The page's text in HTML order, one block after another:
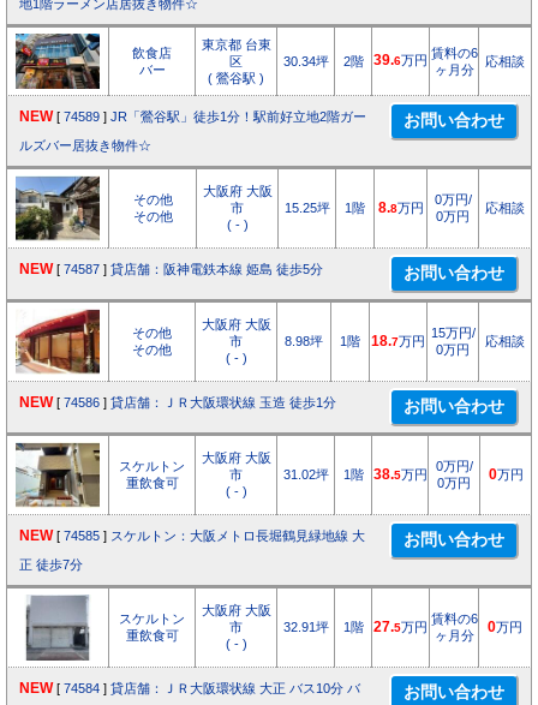
地1階ラーメン店居抜き物件☆
飲食店
バー
東京都 台東
区
( 鶯谷駅 )
30.34坪 2階 39.6万円 賃料の6
ヶ月分
応相談
NEW [ 74589 ] JR「鶯谷駅」徒歩1分！駅前好立地2階ガー
ルズバー居抜き物件☆
その他
その他
大阪府 大阪
市
( - )
15.25坪 1階 8.8万円
0万円/
0万円
応相談
NEW [ 74587 ] 貸店舗：阪神電鉄本線 姫島 徒歩5分
その他
その他
大阪府 大阪
市
( - )
8.98坪 1階 18.7万円
15万円/
0万円
応相談
NEW [ 74586 ] 貸店舗：ＪＲ大阪環状線 玉造 徒歩1分
スケルトン
重飲食可
大阪府 大阪
市
( - )
31.02坪 1階 38.5万円
0万円/
0万円
0万円
NEW [ 74585 ] スケルトン：大阪メトロ長堀鶴見緑地線 大
正 徒歩7分
スケルトン
重飲食可
大阪府 大阪
市
( - )
32.91坪 1階 27.5万円
賃料の6
ヶ月分
0万円
NEW [ 74584 ] 貸店舗：ＪＲ大阪環状線 大正 バス10分 バ